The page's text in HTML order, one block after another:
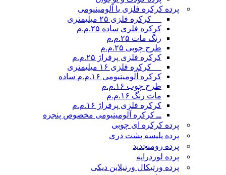
پرده کرکره فلزی یا آلومینیومی
__ کرکره فلزی ۲۵ میلیمتری
کرکره فلزی ساده ۲۵.م.م
رنگ مات ۲۵.م.م
طرح چوبی ۲۵.م.م
کرکره فلزی پرفراژ ۲۵.م.م
__ کرکره فلزی ۱۶ میلیمتری
کرکره آلومینیومی ۱۶.م.م ساده
طرح چوب ۱۶.م.م
مات رنگ ۱۶.م.م
کرکره فلزی پرفراژ ۱۶.م.م
ــ کرکره آلومینیومی مخصوص پنجره
پرده کرکره ای چوبی
پرده پلیسه پشت دری
پرده رومنجدید
پرده لوردراپه
پرده ورتیکال ورتیلاین دیکی